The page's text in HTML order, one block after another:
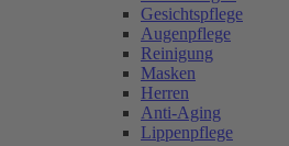
Gesichtspflege
Augenpflege
Reinigung
Masken
Herren
Anti-Aging
Lippenpflege